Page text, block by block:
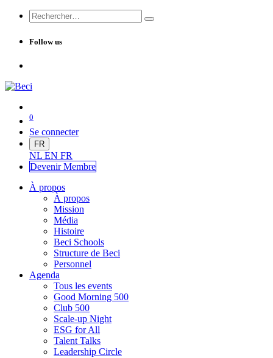
Follow us
0
Se connecter
FR
NL EN FR
Devenir Membre
À propos
À propos
Mission
Média
Histoire
Beci Schools
Structure de Beci
Personnel
Agenda
Tous les events
Good Morning 500
Club 500
Scale-up Night
ESG for All
Talent Talks
Leadership Circle